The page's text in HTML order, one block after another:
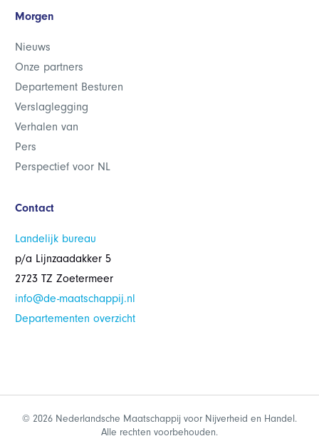
Morgen
Nieuws
Onze partners
Departement Besturen
Verslaglegging
Verhalen van
Pers
Perspectief voor NL
Contact
Landelijk bureau
p/a Lijnzaadakker 5
2723 TZ Zoetermeer
info@de-maatschappij.nl
Departementen overzicht
© 2026 Nederlandsche Maatschappij voor Nijverheid en Handel.
Alle rechten voorbehouden.